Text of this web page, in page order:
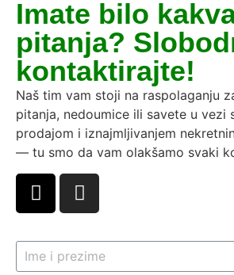
Imate bilo
pitanja?
kontaktirajte!
Naš tim vam stoji na raspolaganju
pitanja, nedoumice ili savete u vezi
prodajom i iznajmljivanjem
— tu smo da vam olakšamo svaki